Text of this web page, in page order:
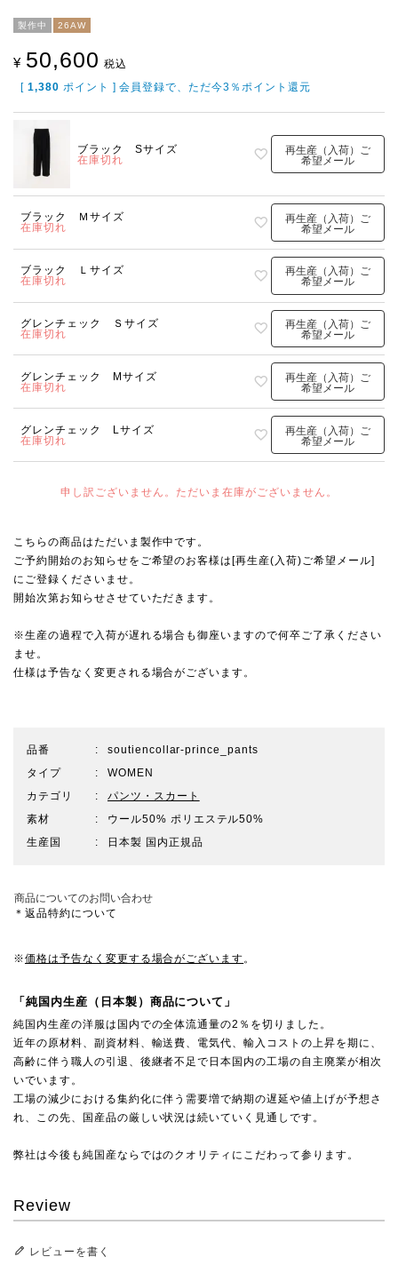
製作中 26AW
¥ 50,600 税込
[ 1,380 ポイント ] 会員登録で、ただ今3％ポイント還元
ブラック Sサイズ
在庫切れ
再生産（入荷）ご
希望メール
ブラック Ｍサイズ
在庫切れ
再生産（入荷）ご
希望メール
ブラック Ｌサイズ
在庫切れ
再生産（入荷）ご
希望メール
グレンチェック Ｓサイズ
在庫切れ
再生産（入荷）ご
希望メール
グレンチェック Mサイズ
在庫切れ
再生産（入荷）ご
希望メール
グレンチェック Lサイズ
在庫切れ
再生産（入荷）ご
希望メール
申し訳ございません。ただいま在庫がございません。
こちらの商品はただいま製作中です。
ご予約開始のお知らせをご希望のお客様は[再生産(入荷)ご希望メール]
にご登録くださいませ。
開始次第お知らせさせていただきます。
※生産の過程で入荷が遅れる場合も御座いますので何卒ご了承ください
ませ。
仕様は予告なく変更される場合がございます。
品番
soutiencollar-prince_pants
タイプ
WOMEN
カテゴリ
パンツ・スカート
素材
ウール50% ポリエステル50%
生産国
日本製 国内正規品
商品についてのお問い合わせ
＊返品特約について
※価格は予告なく変更する場合がございます。
「純国内生産（日本製）商品について」
純国内生産の洋服は国内での全体流通量の2％を切りました。
近年の原材料、副資材料、輸送費、電気代、輸入コストの上昇を期に、
高齢に伴う職人の引退、後継者不足で日本国内の工場の自主廃業が相次
いでいます。
工場の減少における集約化に伴う需要増で納期の遅延や値上げが予想さ
れ、この先、国産品の厳しい状況は続いていく見通しです。
弊社は今後も純国産ならではのクオリティにこだわって参ります。
Review
レビューを書く